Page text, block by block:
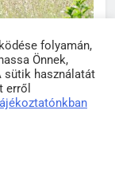
folyamán,
Önnek,
sütik használatát
erről